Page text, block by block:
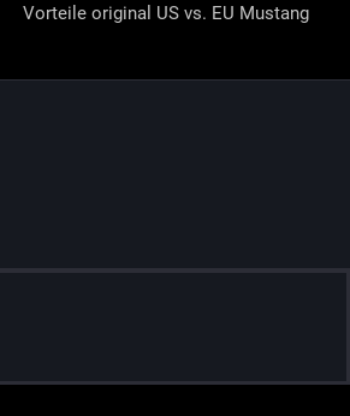
Vorteile original US vs. EU Mustang